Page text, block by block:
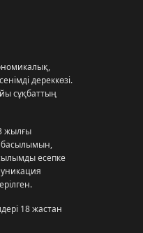
дереккөзі.
сұқбаттың
жылғы
басылымын,
есепке
18 жастан